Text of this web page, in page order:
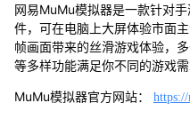
网易MuMu模拟器是一款针对
件，可在电脑上大屏体验市面
帧画面带来的丝滑游戏体验，
等多样功能满足你不同的游戏
MuMu模拟器官方网站：